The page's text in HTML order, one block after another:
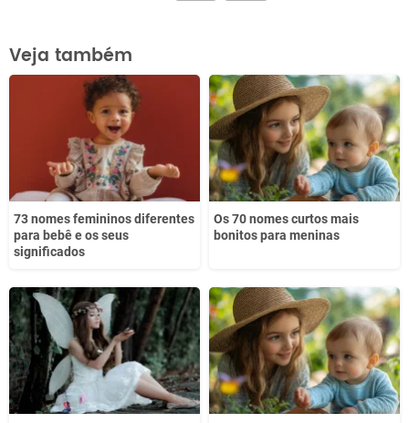
Este conteúdo contém informação incorreta
Este conteúdo não tem a informação que procuro
Veja também
73 nomes femininos diferentes
para bebê e os seus
significados
Os 70 nomes curtos mais
bonitos para meninas